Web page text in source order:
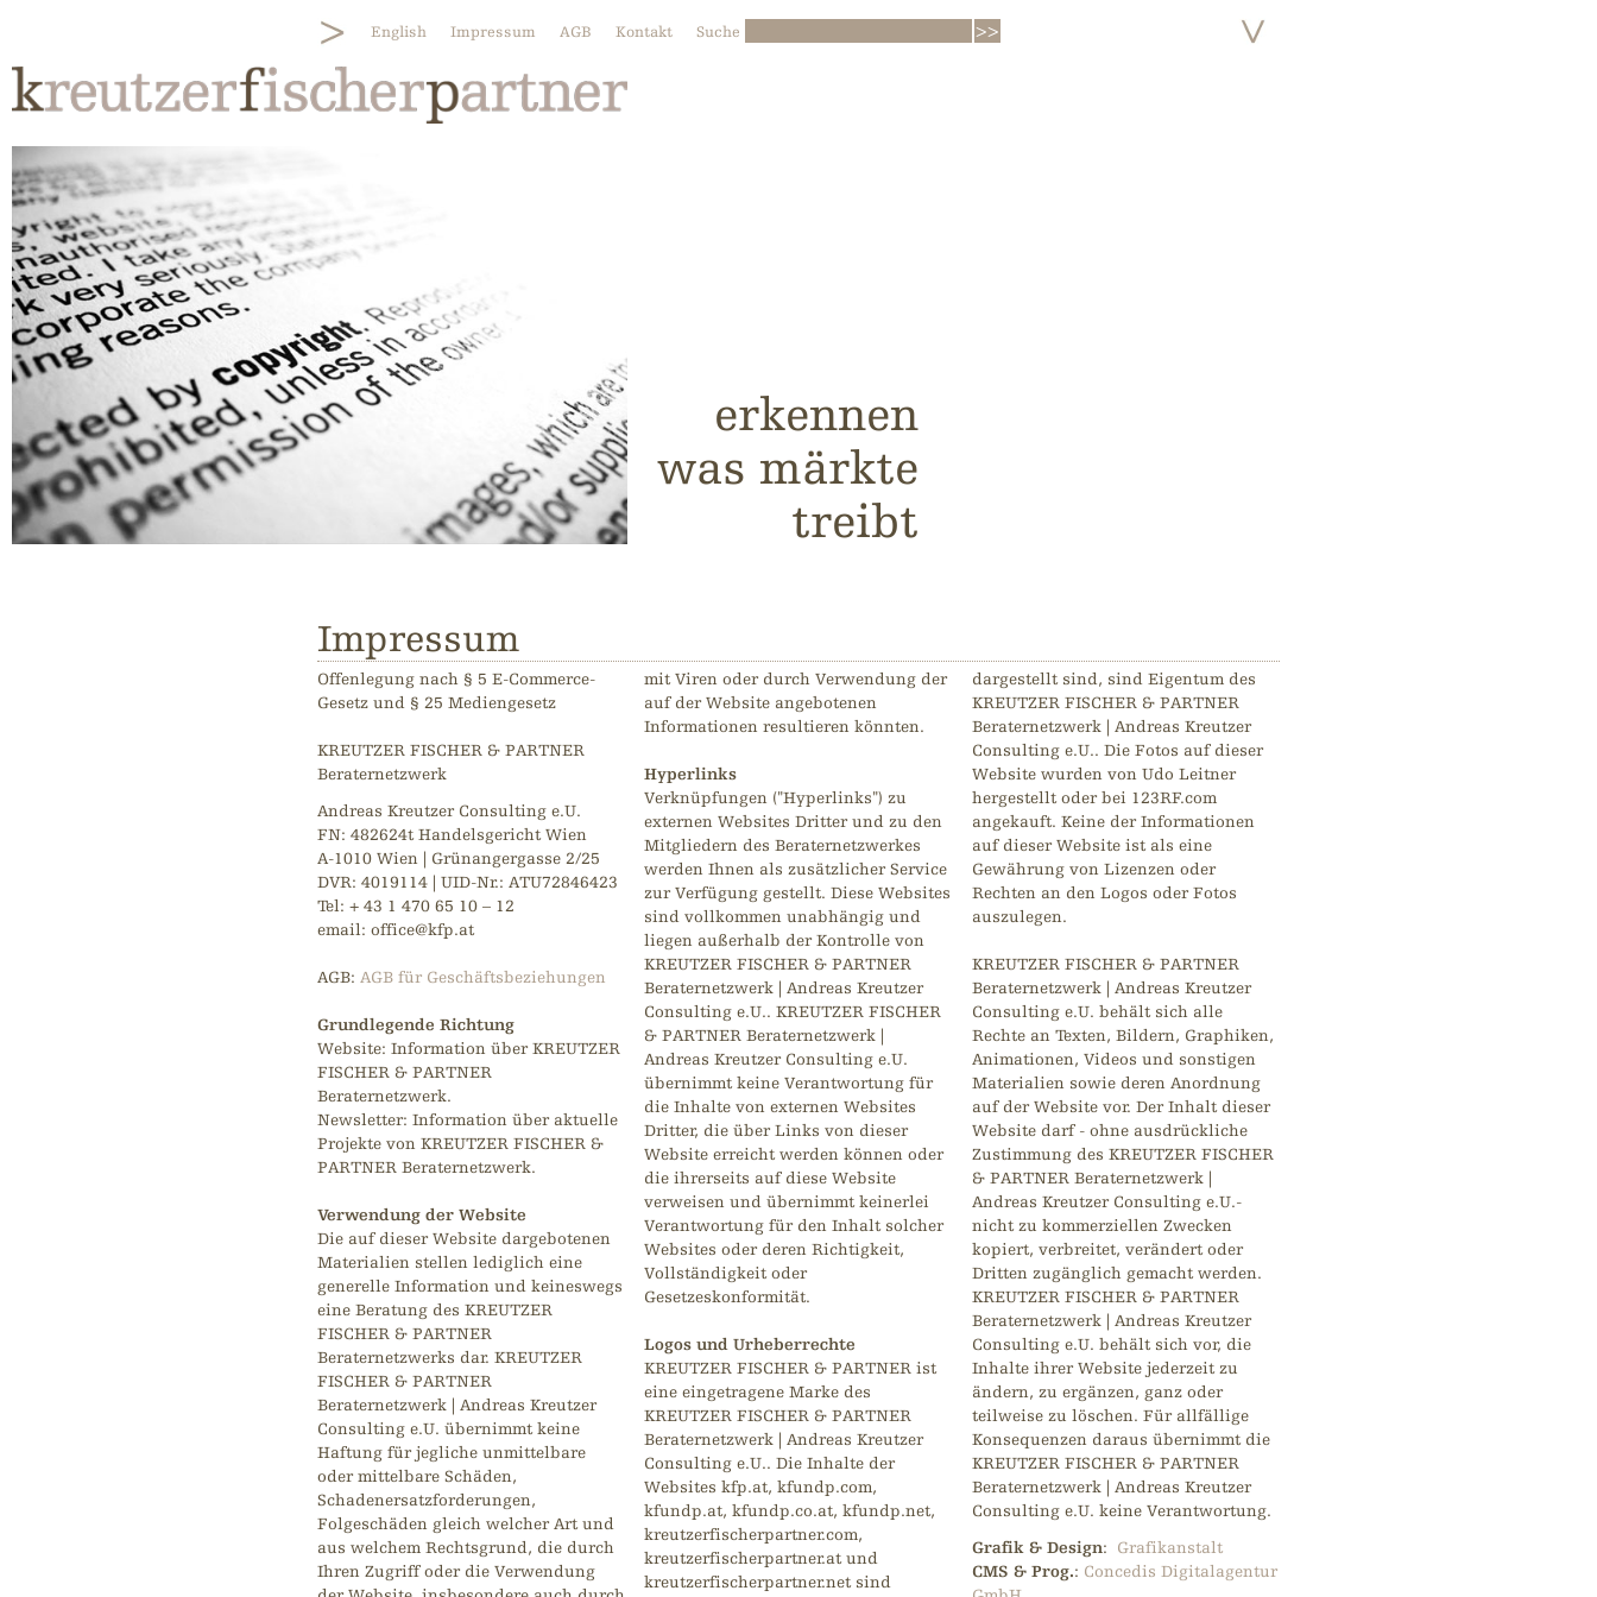
English Impressum AGB Kontakt Suche
erkennen
was märkte
treibt
Impressum
Offenlegung nach § 5 E-Commerce-
Gesetz und § 25 Mediengesetz
KREUTZER FISCHER & PARTNER
Beraternetzwerk
Andreas Kreutzer Consulting e.U.
FN: 482624t Handelsgericht Wien
A-1010 Wien | Grünangergasse 2/25
DVR: 4019114 | UID-Nr.: ATU72846423
Tel: + 43 1 470 65 10 – 12
email: office@kfp.at
AGB: AGB für Geschäftsbeziehungen
Grundlegende Richtung
Website: Information über KREUTZER
FISCHER & PARTNER
Beraternetzwerk.
Newsletter: Information über aktuelle
Projekte von KREUTZER FISCHER &
PARTNER Beraternetzwerk.
Verwendung der Website
Die auf dieser Website dargebotenen
Materialien stellen lediglich eine
generelle Information und keineswegs
eine Beratung des KREUTZER
FISCHER & PARTNER
Beraternetzwerks dar. KREUTZER
FISCHER & PARTNER
Beraternetzwerk | Andreas Kreutzer
Consulting e.U. übernimmt keine
Haftung für jegliche unmittelbare
oder mittelbare Schäden,
Schadenersatzforderungen,
Folgeschäden gleich welcher Art und
aus welchem Rechtsgrund, die durch
Ihren Zugriff oder die Verwendung
mit Viren oder durch Verwendung der
auf der Website angebotenen
Informationen resultieren könnten.
Hyperlinks
Verknüpfungen ("Hyperlinks") zu
externen Websites Dritter und zu den
Mitgliedern des Beraternetzwerkes
werden Ihnen als zusätzlicher Service
zur Verfügung gestellt. Diese Websites
sind vollkommen unabhängig und
liegen außerhalb der Kontrolle von
KREUTZER FISCHER & PARTNER
Beraternetzwerk | Andreas Kreutzer
Consulting e.U.. KREUTZER FISCHER
& PARTNER Beraternetzwerk |
Andreas Kreutzer Consulting e.U.
übernimmt keine Verantwortung für
die Inhalte von externen Websites
Dritter, die über Links von dieser
Website erreicht werden können oder
die ihrerseits auf diese Website
verweisen und übernimmt keinerlei
Verantwortung für den Inhalt solcher
Websites oder deren Richtigkeit,
Vollständigkeit oder
Gesetzeskonformität.
Logos und Urheberrechte
KREUTZER FISCHER & PARTNER ist
eine eingetragene Marke des
KREUTZER FISCHER & PARTNER
Beraternetzwerk | Andreas Kreutzer
Consulting e.U.. Die Inhalte der
Websites kfp.at, kfundp.com,
kfundp.at, kfundp.co.at, kfundp.net,
kreutzerfischerpartner.com,
kreutzerfischerpartner.at und
kreutzerfischerpartner.net sind
dargestellt sind, sind Eigentum des
KREUTZER FISCHER & PARTNER
Beraternetzwerk | Andreas Kreutzer
Consulting e.U.. Die Fotos auf dieser
Website wurden von Udo Leitner
hergestellt oder bei 123RF.com
angekauft. Keine der Informationen
auf dieser Website ist als eine
Gewährung von Lizenzen oder
Rechten an den Logos oder Fotos
auszulegen.
KREUTZER FISCHER & PARTNER
Beraternetzwerk | Andreas Kreutzer
Consulting e.U. behält sich alle
Rechte an Texten, Bildern, Graphiken,
Animationen, Videos und sonstigen
Materialien sowie deren Anordnung
auf der Website vor. Der Inhalt dieser
Website darf - ohne ausdrückliche
Zustimmung des KREUTZER FISCHER
& PARTNER Beraternetzwerk |
Andreas Kreutzer Consulting e.U.-
nicht zu kommerziellen Zwecken
kopiert, verbreitet, verändert oder
Dritten zugänglich gemacht werden.
KREUTZER FISCHER & PARTNER
Beraternetzwerk | Andreas Kreutzer
Consulting e.U. behält sich vor, die
Inhalte ihrer Website jederzeit zu
ändern, zu ergänzen, ganz oder
teilweise zu löschen. Für allfällige
Konsequenzen daraus übernimmt die
KREUTZER FISCHER & PARTNER
Beraternetzwerk | Andreas Kreutzer
Consulting e.U. keine Verantwortung.
Grafik & Design: Grafikanstalt
CMS & Prog.: Concedis Digitalagentur